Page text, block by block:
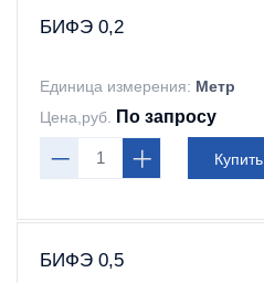
БИФЭ 0,2
Единица измерения: Метр
Цена,руб.
По запросу
Купить
БИФЭ 0,5